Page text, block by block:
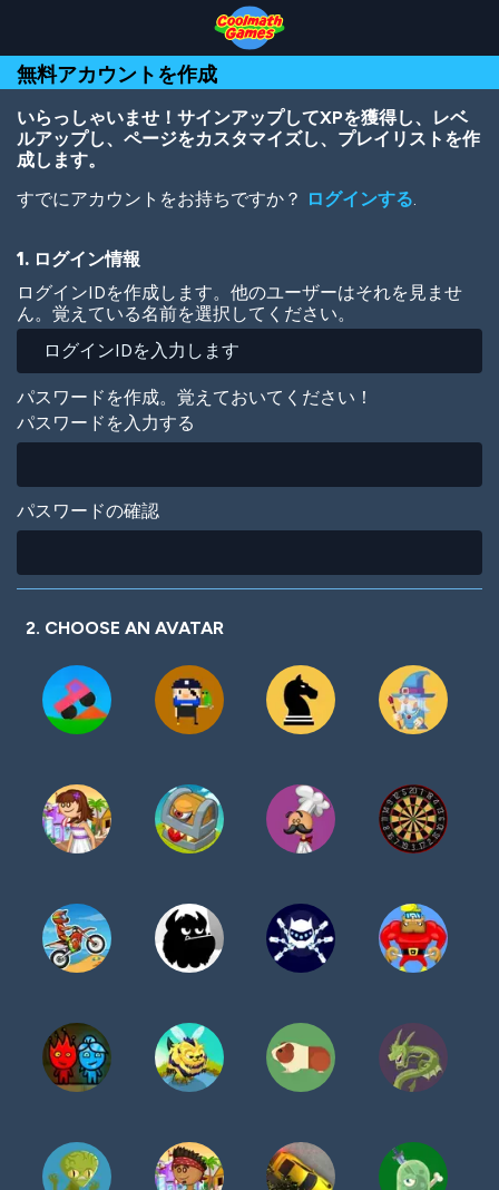
Top
of
Page
Navigation
Main
Content
Footer
ン
コ
ン
移
無料アカウントを作成
いらっしゃいませ！サインアップしてXPを獲得し、レベ
ルアップし、ページをカスタマイズし、プレイリストを作
成します。
すでにアカウントをお持ちですか？ ログインする.
1. ログイン情報
ログインIDを作成します。他のユーザーはそれを見ませ
ん。覚えている名前を選択してください。
パスワードを作成。覚えておいてください！
パスワードを入力する
パスワードの確認
2. CHOOSE AN AVATAR